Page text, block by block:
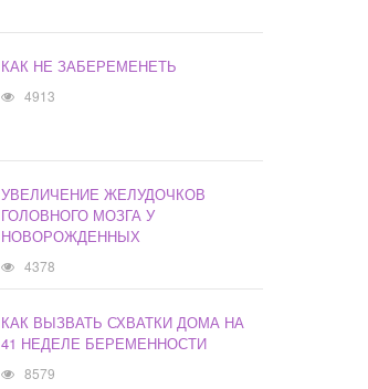
КАК НЕ ЗАБЕРЕМЕНЕТЬ
4913
УВЕЛИЧЕНИЕ ЖЕЛУДОЧКОВ
ГОЛОВНОГО МОЗГА У
НОВОРОЖДЕННЫХ
4378
КАК ВЫЗВАТЬ СХВАТКИ ДОМА НА
41 НЕДЕЛЕ БЕРЕМЕННОСТИ
8579